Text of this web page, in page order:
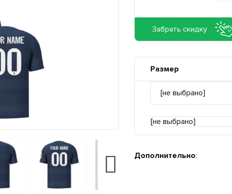
Забрать скидку
Размер
[не выбрано]
Дополнительно: